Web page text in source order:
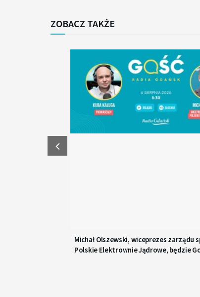
ZOBACZ TAKŻE
Michał Olszewski, wiceprezes zarządu
Polskie Elektrownie Jądrowe, będzie